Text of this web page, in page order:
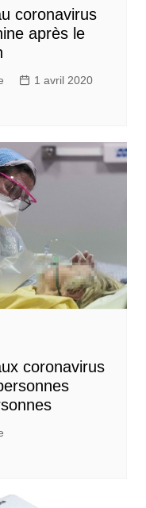
coronavirus
après le
1 avril 2020
coronavirus